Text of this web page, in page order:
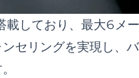
しており、最大6メ
セリングを実現し、